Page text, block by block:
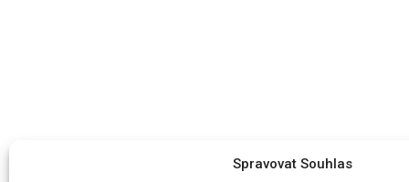
Spravovat Souhlas